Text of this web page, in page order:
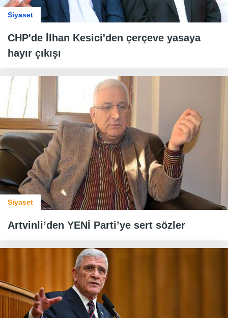
Siyaset
CHP'de İlhan Kesici'den çerçeve yasaya
hayır çıkışı
Siyaset
Artvinli’den YENİ Parti’ye sert sözler